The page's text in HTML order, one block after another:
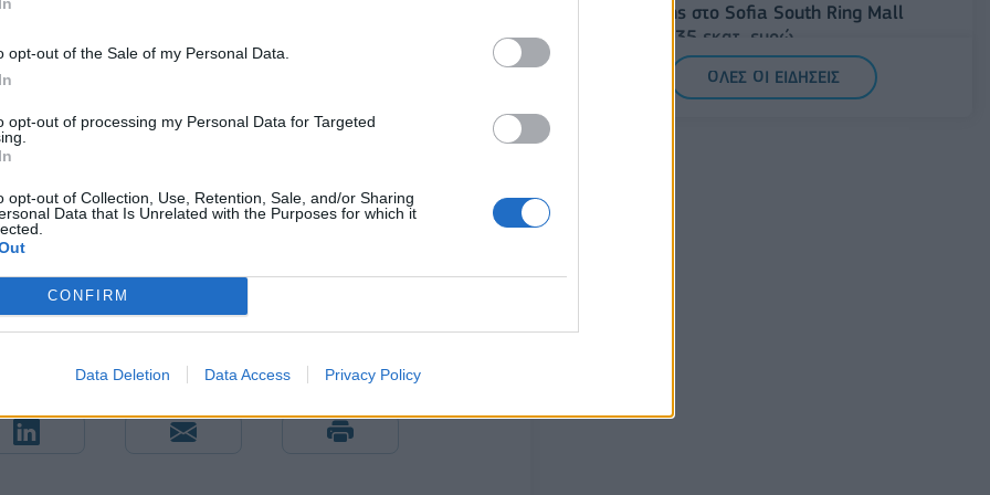
opt-out of the Sale of my Personal Data.
opt-out of processing my Personal Data for Targeted
opt-out of Collection, Use, Retention, Sale, and/or Sharing
Data that Is Unrelated with the Purposes for which it
CONFIRM
Data Deletion Data Access Privacy Policy
χωρών, οι παγκόσμιοι γεωπολιτικοί
είναι μεταξύ των πιθανών παραγόντων
Ωστόσο, εκτιμάται πως ο τραπεζικός κλάδος
ρίσκων, χάρη στην ισχυρή κεφαλαιακή του
και του επαρκούς επιπέδου ρευστότητας»,
συμμετοχής στο Sofia South Ring Mall
έναντι 49,35 εκατ. ευρώ
07/08/2026 - 14:39 ΕΠΙΧΕΙΡΗΣΕΙΣ
ΟΛΕΣ ΟΙ ΕΙΔΗΣΕΙΣ